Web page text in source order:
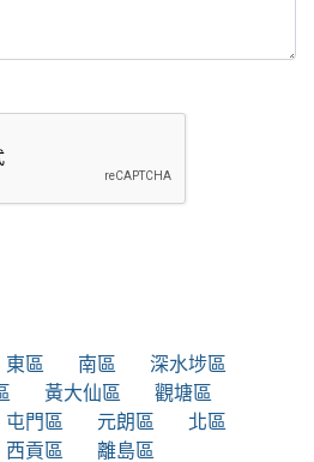
東區 南區
深水埗區
黃大仙區
觀塘區
屯門區 元朗區
北區
西貢區 離島區